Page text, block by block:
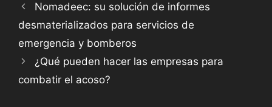
Nomadeec: su solución de informes
desmaterializados para servicios de
emergencia y bomberos
¿Qué pueden hacer las empresas para
combatir el acoso?